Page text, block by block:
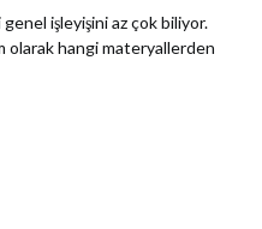
işleyişini az çok biliyor.
olarak hangi materyallerden